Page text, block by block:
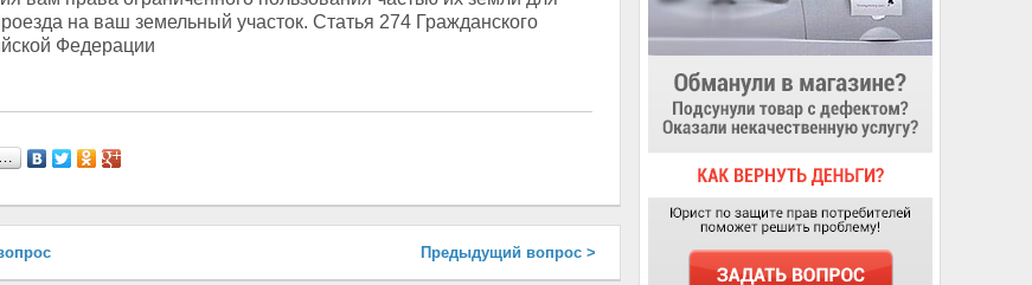
на ваш земельный участок. Статья 274 Гражданского
Федерации
Предыдущий вопрос >